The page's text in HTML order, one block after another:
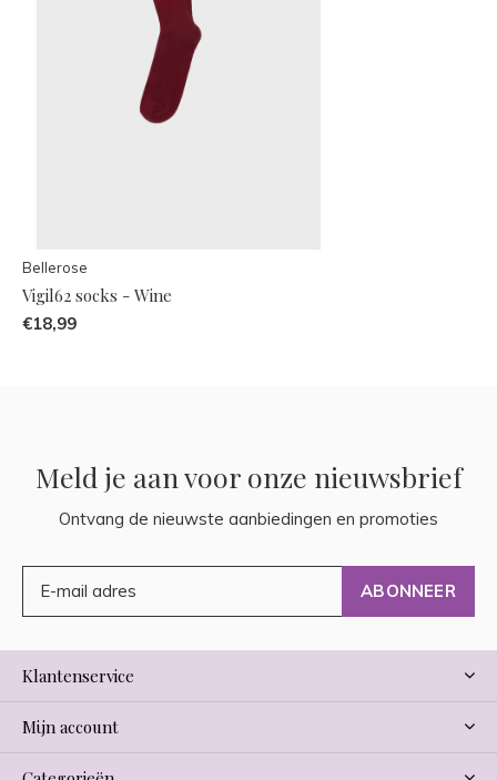
Bellerose
Vigil62 socks - Wine
€18,99
Meld je aan voor onze nieuwsbrief
Ontvang de nieuwste aanbiedingen en promoties
ABONNEER
Klantenservice
Mijn account